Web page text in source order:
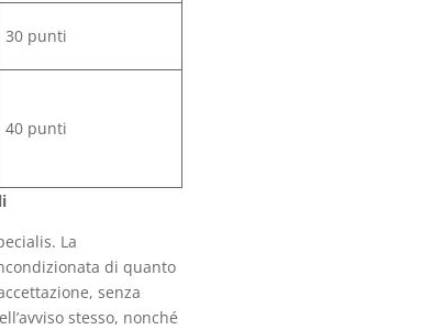
30 punti
40 punti
La
di quanto
senza
stesso, nonché